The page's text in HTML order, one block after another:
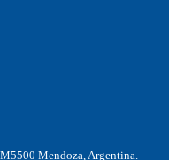
Mendoza, Argentina.